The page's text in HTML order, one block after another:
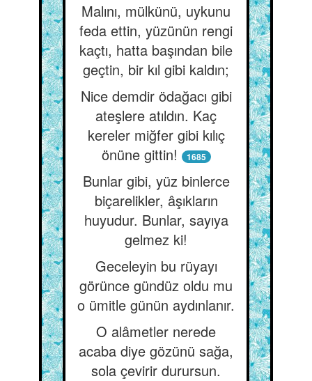
Malını, mülkünü, uykunu
feda ettin, yüzünün rengi
kaçtı, hatta başından bile
geçtin, bir kıl gibi kaldın;
Nice demdir ödağacı gibi
ateşlere atıldın. Kaç
kereler miğfer gibi kılıç
önüne gittin!
1685
Bunlar gibi, yüz binlerce
biçarelikler, âşıkların
huyudur. Bunlar, sayıya
gelmez ki!
Geceleyin bu rüyayı
görünce gündüz oldu mu
o ümitle günün aydınlanır.
O alâmetler nerede
acaba diye gözünü sağa,
sola çevirir durursun.